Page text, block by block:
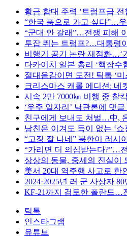
황금 함대 주력 ‘트럼프급
“한국 품으로 가고 싶다”…
“군대 안 갈래”…전쟁 피해
투잡 뛰는 트럼프?…대통령
비행기 공기 논란 재점화…‘
다카이치 일본 총리 ‘핵잠수
절대음감이면 도전! 틱톡 ‘
크리스마스 캐롤 에디션: 네
시속 2만 7000㎞ 비행 중 찰
‘우주 일자리’ 낙관론에 댓
친구에게 보내도 처벌…中,
남친은 이겨도 득이 없는 ‘
“고장 잘 나네” 북한이 러시
“가리면 더 의심받는다?”…
상상의 동물, 중세의 진실이
美서 20대 역주행 사고로
2024·2025년 러 군 사상자
KF-21까지 검토한 폴란드…
틱톡
인스타그램
유튜브